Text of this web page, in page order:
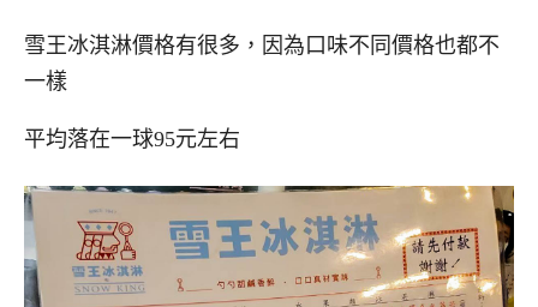
雪王冰淇淋價格有很多，因為口味不同價格也都不
一樣
平均落在一球95元左右